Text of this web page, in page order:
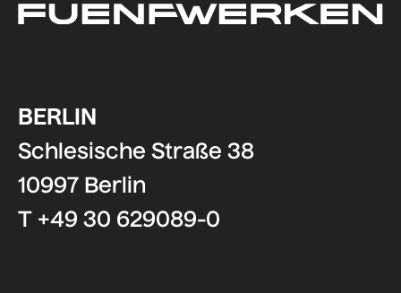
BERLIN
Schlesische Straße 38
10997 Berlin
T +49 30 629089-0